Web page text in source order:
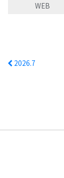
WEB
2026.7